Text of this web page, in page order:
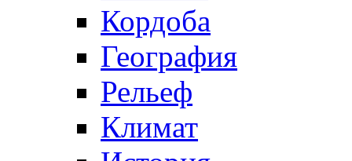
Кордоба
География
Рельеф
Климат